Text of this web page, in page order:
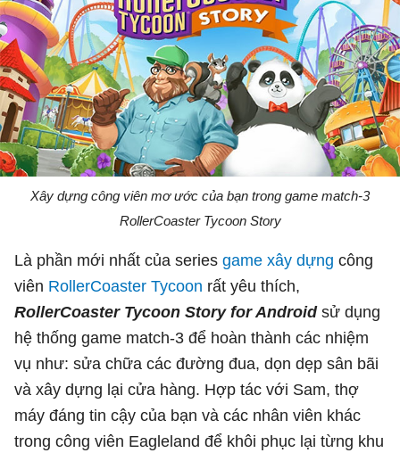
Xây dựng công viên mơ ước của bạn trong game match-3
RollerCoaster Tycoon Story
Là phần mới nhất của series game xây dựng công
viên RollerCoaster Tycoon rất yêu thích,
RollerCoaster Tycoon Story for Androidsử dụng
hệ thống game match-3 để hoàn thành các nhiệm
vụ như: sửa chữa các đường đua, dọn dẹp sân bãi
và xây dựng lại cửa hàng. Hợp tác với Sam, thợ
máy đáng tin cậy của bạn và các nhân viên khác
trong công viên Eagleland để khôi phục lại từng khu